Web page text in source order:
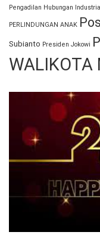
Pengadilan Hubungan
PERLINDUNGAN ANAK
Subianto Presiden Jokowi
WALIKOTA